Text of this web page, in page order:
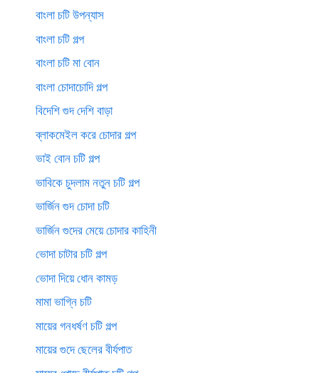
বাংলা চটি উপন্যাস
বাংলা চটি গল্প
বাংলা চটি মা বোন
বাংলা চোদাচোদি গল্প
বিদেশি গুদ দেশি বাড়া
ব্লাকমেইল করে চোদার গল্প
ভাই বোন চটি গল্প
ভাবিকে চুদলাম নতুন চটি গল্প
ভার্জিন গুদ চোদা চটি
ভার্জিন গুদের মেয়ে চোদার কাহিনী
ভোদা চাটার চটি গল্প
ভোদা দিয়ে ধোন কামড়
মামা ভাগ্নি চটি
মায়ের গনধর্ষণ চটি গল্প
মায়ের গুদে ছেলের বীর্যপাত